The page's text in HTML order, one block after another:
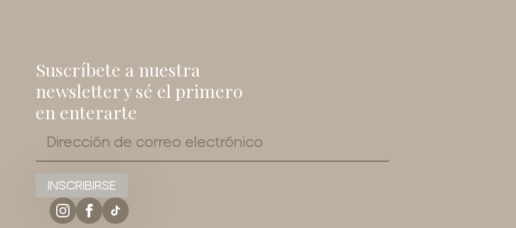
Suscríbete a nuestra
newsletter y sé el primero
en enterarte
electrónico
*
INSCRIBIRSE